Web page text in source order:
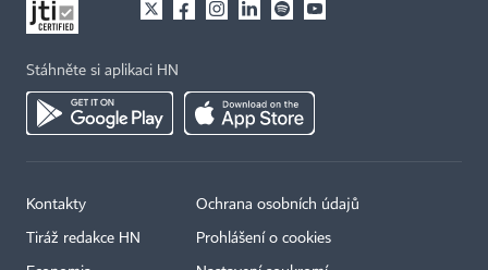
Stáhněte si aplikaci HN
Kontakty
Tiráž redakce HN
Ochrana osobních údajů
Prohlášení o cookies